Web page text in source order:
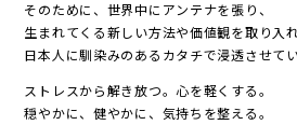
そのために、世界中にアンテナを張り、
生まれてくる新しい方法や価値観を取り入れ
日本人に馴染みのあるカタチで浸透させてい
ストレスから解き放つ。心を軽くする。
穏やかに、健やかに、気持ちを整える。